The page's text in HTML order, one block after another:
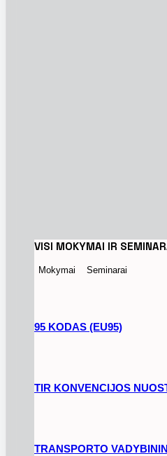
VISI MOKYMAI IR
Mokymai Seminarai
95 KODAS (EU95)
TIR KONVENCIJOS
TRANSPORTO